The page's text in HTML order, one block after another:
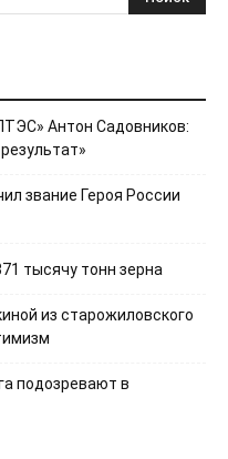
Антон Садовников:
звание Героя России
тысячу тонн зерна
из старожиловского
подозревают в